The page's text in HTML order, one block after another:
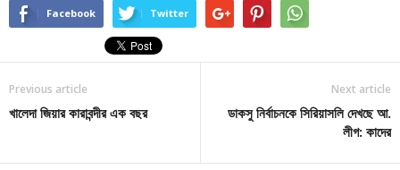
Facebook Twitter
Previous article
খালেদা জিয়ার কারাবন্দীর এক বছর
Next article
ডাকসু নির্বাচনকে সিরিয়াসলি দেখছে আ.
লীগ: কাদের